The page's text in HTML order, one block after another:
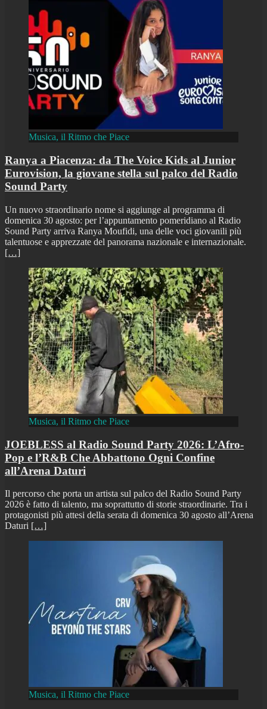
Musica, il Ritmo che Piace
Ranya a Piacenza: da The Voice Kids al Junior
Eurovision, la giovane stella sul palco del Radio
Sound Party
Un nuovo straordinario nome si aggiunge al programma di
domenica 30 agosto: per l’appuntamento pomeridiano al Radio
Sound Party arriva Ranya Moufidi, una delle voci giovanili più
talentuose e apprezzate del panorama nazionale e internazionale.
[…]
Musica, il Ritmo che Piace
JOEBLESS al Radio Sound Party 2026: L’Afro-
Pop e l’R&B Che Abbattono Ogni Confine
all’Arena Daturi
Il percorso che porta un artista sul palco del Radio Sound Party
2026 è fatto di talento, ma soprattutto di storie straordinarie. Tra i
protagonisti più attesi della serata di domenica 30 agosto all’Arena
Daturi […]
Musica, il Ritmo che Piace